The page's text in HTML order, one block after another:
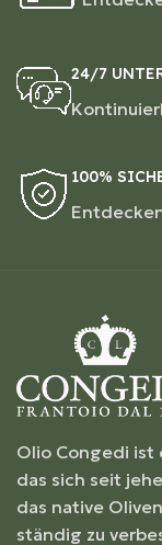
24/7
100%
Olio Congedi ist
das sich seit
das native
ständig zu